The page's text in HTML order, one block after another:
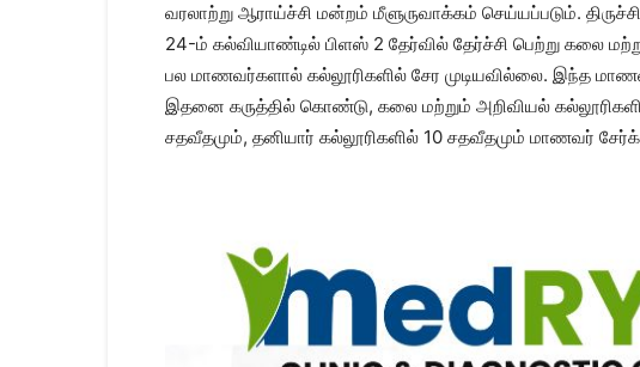
வரலாற்று ஆராய்ச்சி மன்றம் மீளுருவாக்கம் செய்யப்படும்.
24-ம் கல்வியாண்டில் பிளஸ் 2 தேர்வில் தேர்ச்சி பெற்று கலை
பல மாணவர்களால் கல்லூரிகளில் சேர முடியவில்லை. இந்த
இதனை கருத்தில் கொண்டு, கலை மற்றும் அறிவியல்
சதவீதமும், தனியார் கல்லூரிகளில் 10 சதவீதமும் மாணவர்